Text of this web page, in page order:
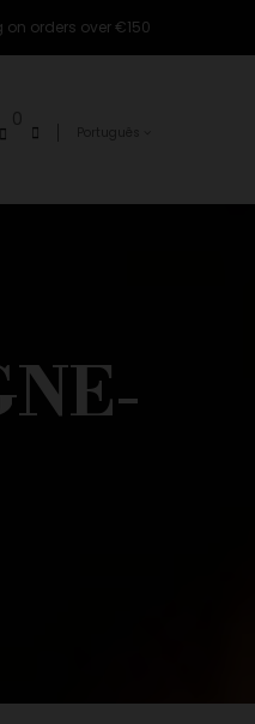
on orders over €150